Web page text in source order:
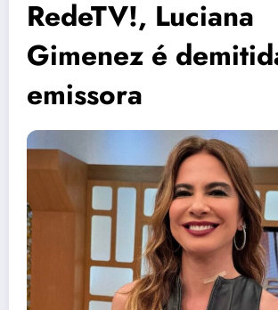
RedeTV!, Luciana
Gimenez é
emissora